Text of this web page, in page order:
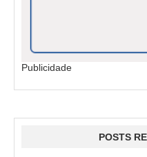
Publicidade
POSTS